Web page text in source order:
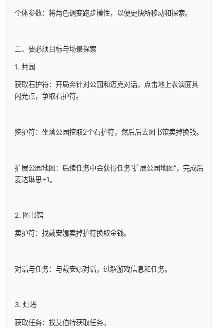
个体参数：将角色调变跑步模性，以便更快所移动和探索。
二、要必须目标与场景探索
1. 共园
获取石护符：开局奔针对公园和迈克对话，点击地上表演面其
闪光点，争取石护符。
挖护符：坐落公园挖取2个石护符，然后后去图书馆卖掉换钱。
扩展公园地图：后续任务中会获得任务“扩展公园地图”，完成后
麦达琳思+1。
2. 图书馆
卖护符：找戴安娜卖掉护符换取金钱。
对话与任务：与戴安娜对话，过解游戏信息和任务。
3. 灯塔
获取任务：找艾伯特获取任务。